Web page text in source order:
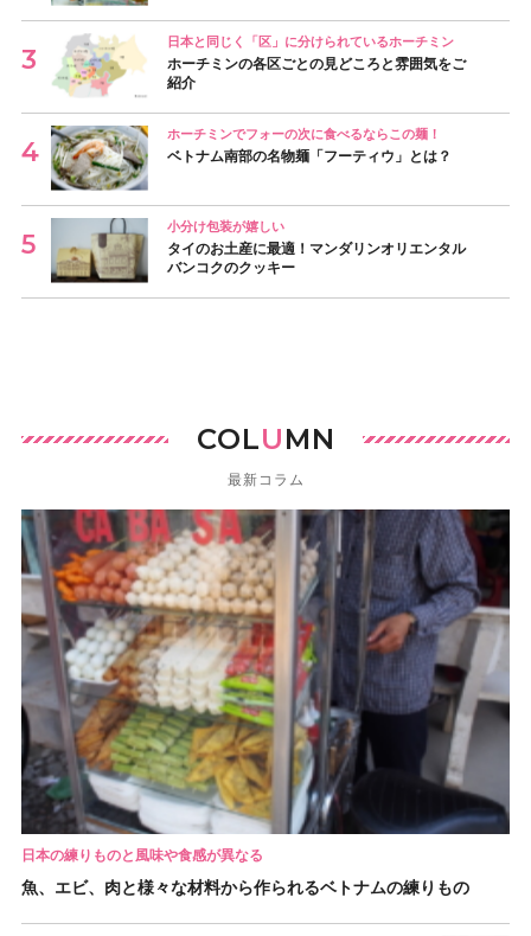
日本と同じく「区」に分けられているホーチミン
ホーチミンの各区ごとの見どころと雰囲気をご
紹介
ホーチミンでフォーの次に食べるならこの麺！
ベトナム南部の名物麺「フーティウ」とは？
小分け包装が嬉しい
タイのお土産に最適！マンダリンオリエンタル
バンコクのクッキー
COLUMN
最新コラム
日本の練りものと風味や食感が異なる
魚、エビ、肉と様々な材料から作られるベトナムの練りもの